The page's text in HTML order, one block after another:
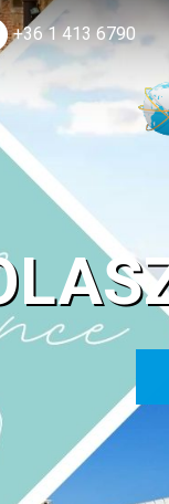
+36 1 413 6790